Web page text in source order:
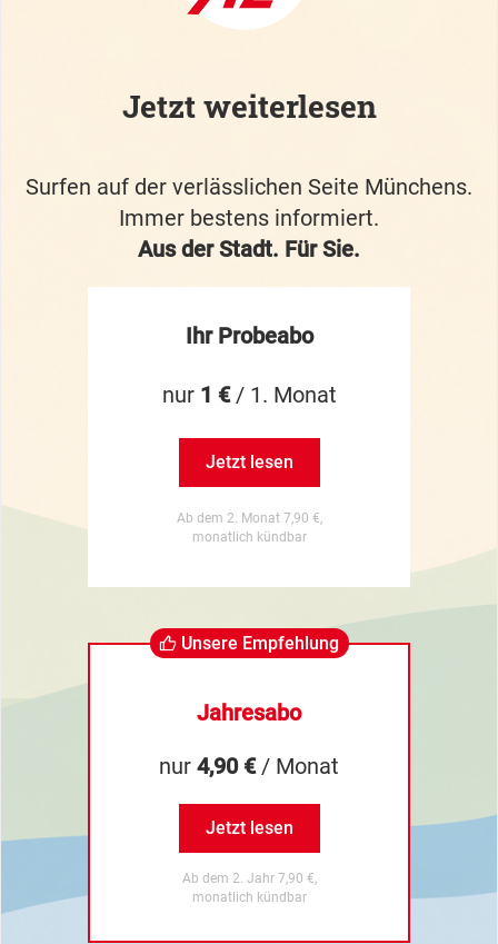
Jetzt weiterlesen
Surfen auf der verlässlichen Seite Münchens.
Immer bestens informiert.
Aus der Stadt. Für Sie.
Ihr Probeabo
nur 1 €/ 1. Monat
Jetzt lesen
Ab dem 2. Monat 7,90 €,
monatlich kündbar
Unsere Empfehlung
Jahresabo
nur 4,90 €/ Monat
Jetzt lesen
Ab dem 2. Jahr 7,90 €,
monatlich kündbar